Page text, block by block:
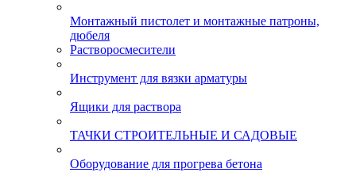
Монтажный пистолет и монтажные патроны,
дюбеля
Растворосмесители
Инструмент для вязки арматуры
Ящики для раствора
ТАЧКИ СТРОИТЕЛЬНЫЕ И САДОВЫЕ
Оборудование для прогрева бетона